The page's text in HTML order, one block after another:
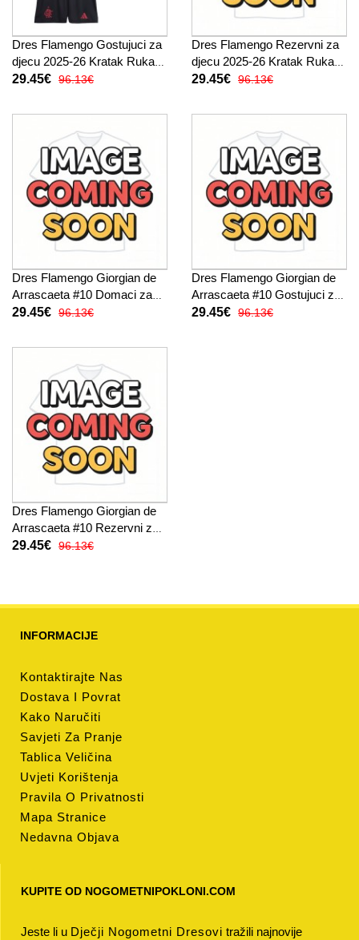
Dres Flamengo Gostujuci za
djecu 2025-26 Kratak Rukav
(+ kratke hlače)
29.45€ 96.13€
Dres Flamengo Rezervni za
djecu 2025-26 Kratak Rukav
(+ kratke hlače)
29.45€ 96.13€
Dres Flamengo Giorgian de
Arrascaeta #10 Domaci za
djecu 2025-26 Kratak Rukav
29.45€ 96.13€
Dres Flamengo Giorgian de
Arrascaeta #10 Gostujuci za
djecu 2025-26 Kratak Rukav
29.45€ 96.13€
Dres Flamengo Giorgian de
Arrascaeta #10 Rezervni za
djecu 2025-26 Kratak Rukav
29.45€ 96.13€
INFORMACIJE
Kontaktirajte Nas
Dostava I Povrat
Kako Naručiti
Savjeti Za Pranje
Tablica Veličina
Uvjeti Korištenja
Pravila O Privatnosti
Mapa Stranice
Nedavna Objava
KUPITE OD NOGOMETNIPOKLONI.COM
Jeste li u Dječji Nogometni Dresovi tražili najnovije